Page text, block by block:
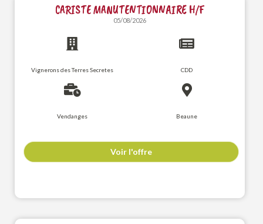
CARISTE MANUTENTIONNAIRE H/F
05/08/2026
Vignerons des Terres Secretes CDD
Vendanges Beaune
Voir l'offre